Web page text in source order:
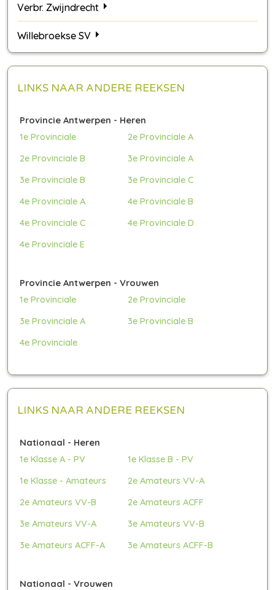
Verbr. Zwijndrecht
Willebroekse SV
LINKS NAAR ANDERE REEKSEN
Provincie Antwerpen - Heren
1e Provinciale
2e Provinciale A
2e Provinciale B
3e Provinciale A
3e Provinciale B
3e Provinciale C
4e Provinciale A
4e Provinciale B
4e Provinciale C
4e Provinciale D
4e Provinciale E
Provincie Antwerpen - Vrouwen
1e Provinciale
2e Provinciale
3e Provinciale A
3e Provinciale B
4e Provinciale
LINKS NAAR ANDERE REEKSEN
Nationaal - Heren
1e Klasse A - PV
1e Klasse B - PV
1e Klasse - Amateurs
2e Amateurs VV-A
2e Amateurs VV-B
2e Amateurs ACFF
3e Amateurs VV-A
3e Amateurs VV-B
3e Amateurs ACFF-A
3e Amateurs ACFF-B
Nationaal - Vrouwen